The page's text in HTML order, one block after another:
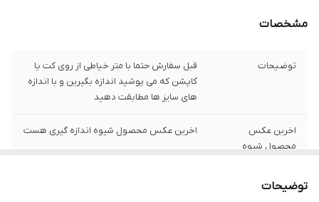
مشخصات
توضیحات
قبل سفارش حتما با متر خیاطی از روی کت یا
کاپشن که می پوشید اندازه بگیرین و با اندازه
های سایز ها مطابقت دهید
اخرین عکس
محصول شیوه
اخرین عکس محصول شیوه اندازه گیری هست
سایز XXL
توضیحات